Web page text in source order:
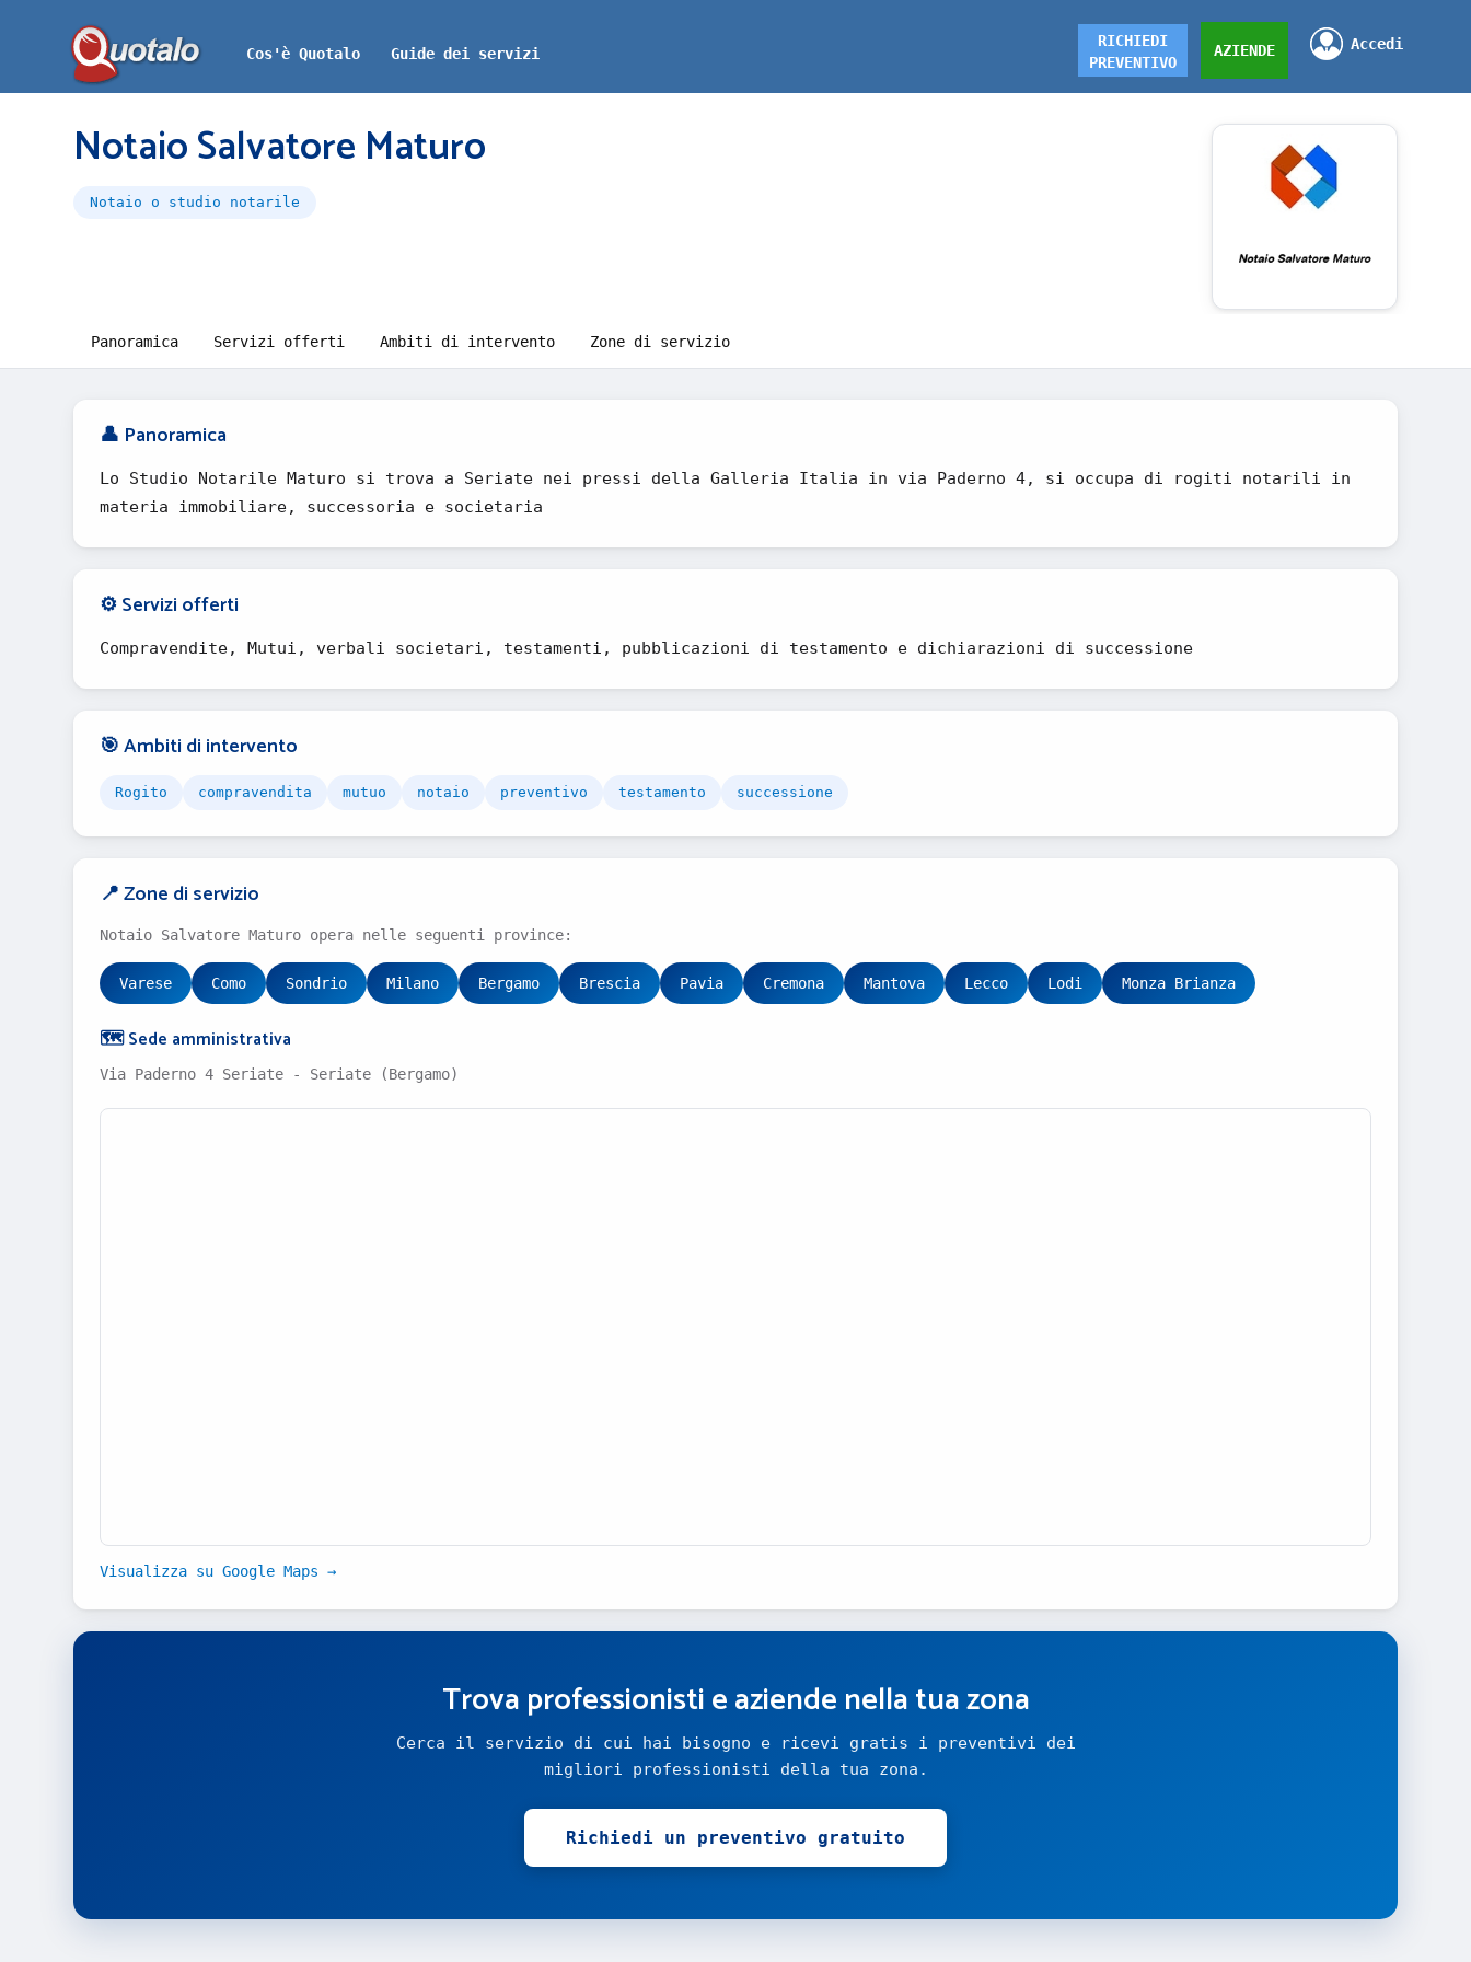
Cos'è Quotalo Guide dei servizi
Accedi
AZIENDE
RICHIEDI
PREVENTIVO
Notaio Salvatore Maturo
Notaio o studio notarile
Panoramica Servizi offerti Ambiti di intervento Zone di servizio
👤 Panoramica
Lo Studio Notarile Maturo si trova a Seriate nei pressi della Galleria Italia in via Paderno 4, si occupa di rogiti notarili in
materia immobiliare, successoria e societaria
⚙️ Servizi offerti
Compravendite, Mutui, verbali societari, testamenti, pubblicazioni di testamento e dichiarazioni di successione
🎯 Ambiti di intervento
Rogito compravendita mutuo notaio preventivo testamento successione
📍 Zone di servizio
Notaio Salvatore Maturo opera nelle seguenti province:
Varese Como Sondrio Milano Bergamo Brescia Pavia Cremona Mantova Lecco Lodi Monza Brianza
🗺️ Sede amministrativa
Via Paderno 4 Seriate - Seriate (Bergamo)
Visualizza su Google Maps →
Trova professionisti e aziende nella tua zona
Cerca il servizio di cui hai bisogno e ricevi gratis i preventivi dei
migliori professionisti della tua zona.
Richiedi un preventivo gratuito